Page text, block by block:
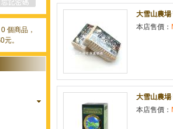
個商品，
元。
大雪山農
本店售價：
大雪山農
本店售價：